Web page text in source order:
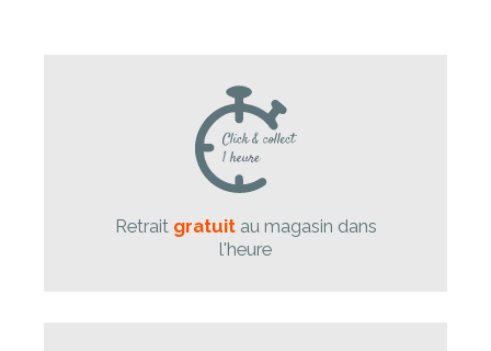
Retrait gratuitau magasin dans
l'heure